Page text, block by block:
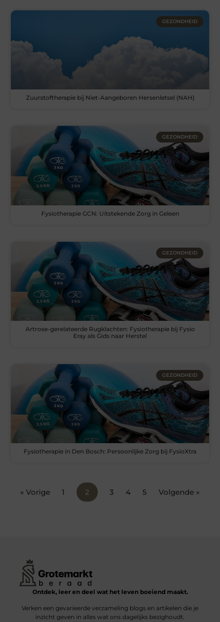
GEZONDHEID
Zuurstoftherapie bij Niet-Aangeboren Hersenletsel (NAH)
GEZONDHEID
Fysiotherapie GCN: Uitstekende Zorg in Geleen
GEZONDHEID
Artrose-gerelateerde Rugklachten: Fysiotherapie bij Fysio
Eray als Gids naar Herstel
GEZONDHEID
Fysiotherapie in Den Bosch: Persoonlijke Zorg bij FysioXtra
« Vorige 1 2 3 4 5 Volgende »
Ontdek, leer en deel wat het leven boeiend maakt.
Verken een gevarieerde verzameling blogs en artikelen die je
inzicht geven in alles wat ons dagelijks bezighoudt.